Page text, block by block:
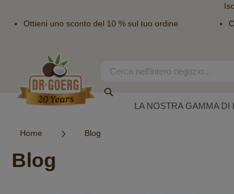
Ottieni uno sconto del 10 % sul tuo ordine
contenuto
Search
LA NOSTRA GAMMA
Home Blog
Blog